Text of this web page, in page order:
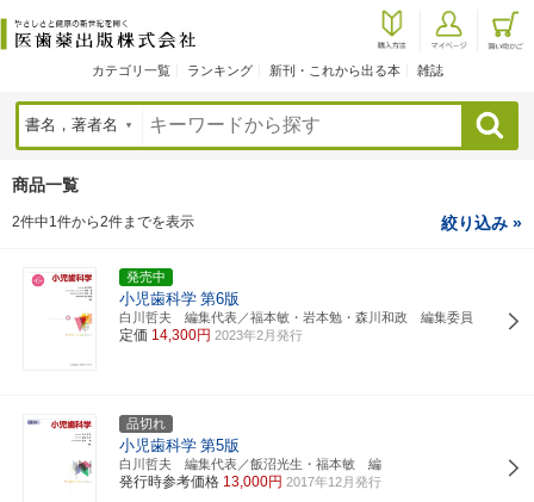
カテゴリ一覧 ランキング 新刊・これから出る本 雑誌
検索
商品一覧
2件中1件から2件までを表示 絞り込み »
発売中
小児歯科学 第6版
白川哲夫 編集代表／福本敏・岩本勉・森川和政 編集委員
定価 14,300円 2023年2月発行
品切れ
小児歯科学 第5版
白川哲夫 編集代表／飯沼光生・福本敏 編
発行時参考価格 13,000円 2017年12月発行